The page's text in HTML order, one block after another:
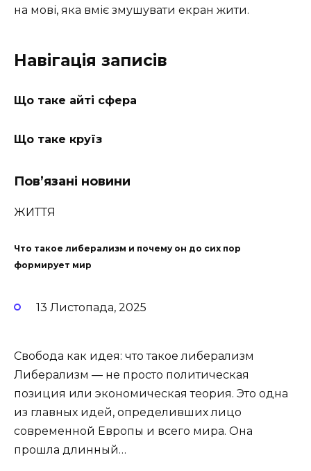
на мові, яка вміє змушувати екран жити.
Навігація записів
Що таке айті сфера
Що таке круїз
Пов’язані новини
ЖИТТЯ
Что такое либерализм и почему он до сих пор
формирует мир
13 Листопада, 2025
Свобода как идея: что такое либерализм
Либерализм — не просто политическая
позиция или экономическая теория. Это одна
из главных идей, определивших лицо
современной Европы и всего мира. Она
прошла длинный…